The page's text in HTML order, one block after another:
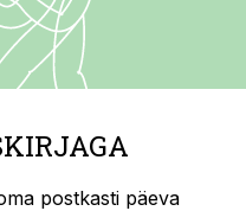
postkasti päeva